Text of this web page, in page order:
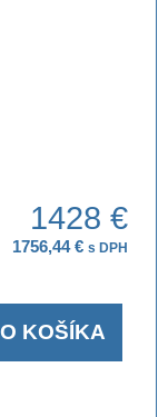
1428 €
1756,44 € s DPH
KOŠÍKA